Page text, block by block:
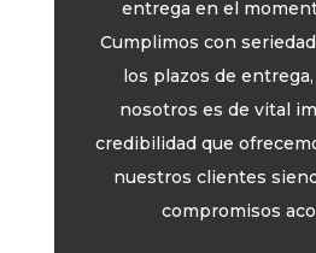
entrega en el
Cumplimos con
los plazos de
nosotros es de vital
credibilidad que
nuestros clientes
compromisos